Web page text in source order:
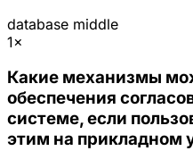
database middle
1×
Какие механизмы
обеспечения
системе, если
этим на прикладном